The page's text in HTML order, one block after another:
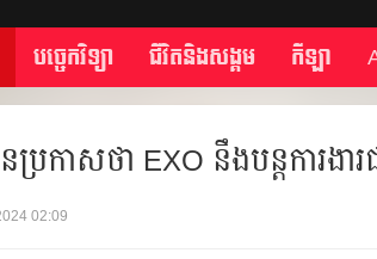
បច្ចេកវិទ្យា ជីវិតនិងសង្គម កីឡា
ប្រកាសថា EXO នឹង​បន្តការង
02:09